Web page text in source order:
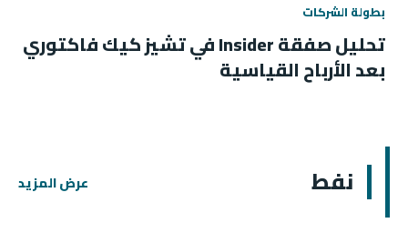
بطولة الشركات
تحليل صفقة Insider في تشيز كيك فاكتوري
بعد الأرباح القياسية
نفط عرض المزيد